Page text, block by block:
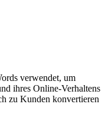
verwendet, um
ihres Online-Verhaltens
zu Kunden konvertieren